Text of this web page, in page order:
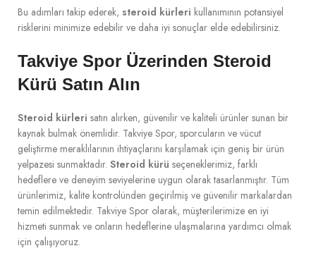
Bu adımları takip ederek, steroid kürleri kullanımının potansiyel
risklerini minimize edebilir ve daha iyi sonuçlar elde edebilirsiniz.
Takviye Spor Üzerinden Steroid
Kürü Satın Alın
Steroid kürleri satın alırken, güvenilir ve kaliteli ürünler sunan bir
kaynak bulmak önemlidir. Takviye Spor, sporcuların ve vücut
geliştirme meraklılarının ihtiyaçlarını karşılamak için geniş bir ürün
yelpazesi sunmaktadır. Steroid kürü seçeneklerimiz, farklı
hedeflere ve deneyim seviyelerine uygun olarak tasarlanmıştır. Tüm
ürünlerimiz, kalite kontrolünden geçirilmiş ve güvenilir markalardan
temin edilmektedir. Takviye Spor olarak, müşterilerimize en iyi
hizmeti sunmak ve onların hedeflerine ulaşmalarına yardımcı olmak
için çalışıyoruz.